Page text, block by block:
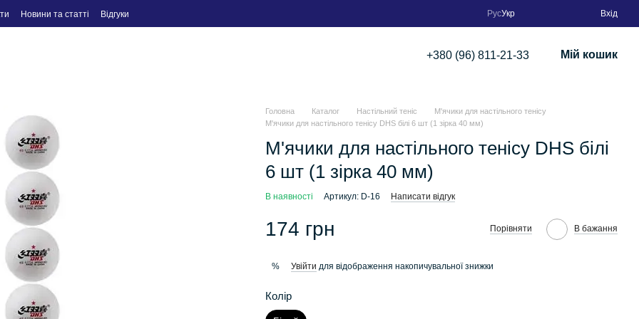
Новини та статті Відгуки РусУкр Вхід
+380 (96) 811-21-33 Мій кошик
Головна Каталог Настільний теніс
М'ячики для настільного тенісу
М'ячики для настільного тенісу DHS білі 6 шт (1 зірка 40 мм)
М'ячики для настільного тенісу DHS білі
6 шт (1 зірка 40 мм)
В наявності Артикул: D-16 Написати відгук
174 грн Порівняти В бажання
% Увійти для відображення накопичувальної знижки
Колір